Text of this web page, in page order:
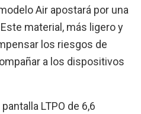
Air apostará por una
material, más ligero y
los riesgos de
a los dispositivos
LTPO de 6,6